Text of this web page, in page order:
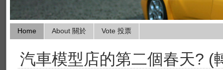
Home About 關於 Vote 投票
汽車模型店的第二個春天? (